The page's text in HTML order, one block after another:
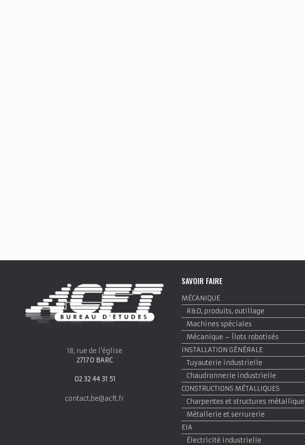
18, rue de l'église
27170 BARC
02 32 44 31 51
contact.be@acft.fr
SAVOIR FAIRE
MÉCANIQUE
R&D, produits, outillage
Machines spéciales
Mécanique – Îlots robotisés
INSTALLATION GÉNÉRALE
Tuyauterie industrielle
Chaudronnerie industrielle
CONSTRUCTIONS MÉTALLIQUES
Charpentes et structures
Métallerie et serrurerie
EIA
Électricité industrielle